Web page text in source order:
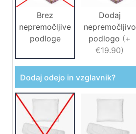
Brez
nepremočljive
podloge
Dodaj
nepremočljivo
podlogo (+
€19.90)
Dodaj odejo in vzglavnik?